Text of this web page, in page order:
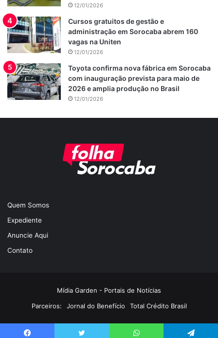
12/01/2026
Cursos gratuitos de gestão e
administração em Sorocaba abrem 160
vagas na Uniten
12/01/2026
Toyota confirma nova fábrica em Sorocaba
com inauguração prevista para maio de
2026 e amplia produção no Brasil
12/01/2026
Quem Somos
Expediente
Anuncie Aqui
Contato
Mídia Garden - Portais de Notícias
Parceiros:
Jornal do Benefício Total Crédito Brasil